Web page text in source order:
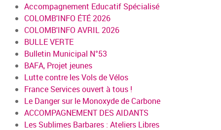
Accompagnement Educatif Spécialisé
COLOMB'INFO ÉTÉ 2026
COLOMB'INFO AVRIL 2026
BULLE VERTE
Bulletin Municipal N°53
BAFA, Projet jeunes
Lutte contre les Vols de Vélos
France Services ouvert à tous !
Le Danger sur le Monoxyde de Carbone
ACCOMPAGNEMENT DES AIDANTS
Les Sublimes Barbares : Ateliers Libres